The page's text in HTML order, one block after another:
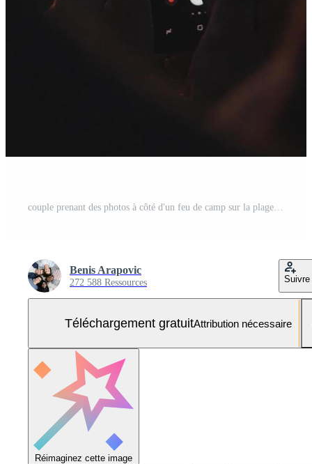
couple prenant des photos à côté d'un feu de camp sur la plage Photo Gratuite
Benis Arapovic
272 588 Ressources Suivre
Téléchargement gratuitAttribution nécessaire
Réimaginez cette image